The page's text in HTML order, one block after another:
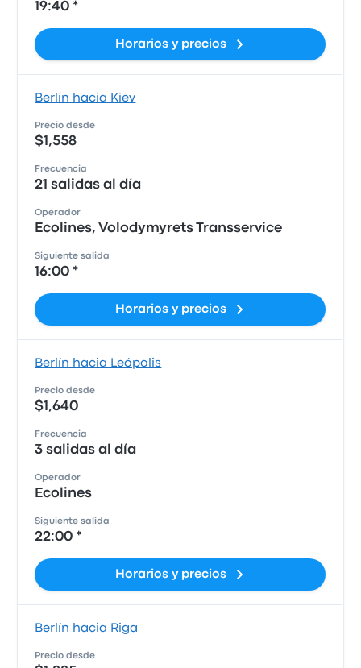
19:40 *
Horarios y precios
Berlín hacia Kiev
Precio desde
$1,558
Frecuencia
21 salidas al día
Operador
Ecolines, Volodymyrets Transservice
Siguiente salida
16:00 *
Horarios y precios
Berlín hacia Leópolis
Precio desde
$1,640
Frecuencia
3 salidas al día
Operador
Ecolines
Siguiente salida
22:00 *
Horarios y precios
Berlín hacia Riga
Precio desde